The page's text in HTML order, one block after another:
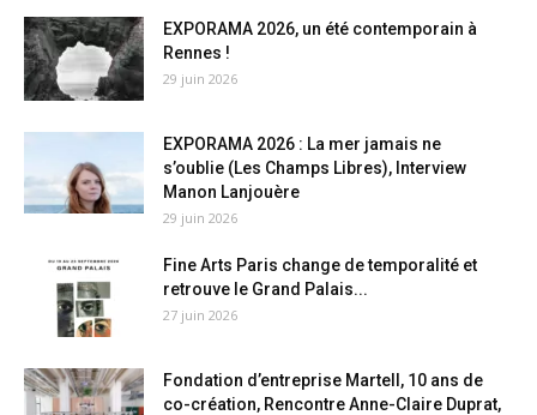
EXPORAMA 2026, un été contemporain à
Rennes !
29 juin 2026
EXPORAMA 2026 : La mer jamais ne
s’oublie (Les Champs Libres), Interview
Manon Lanjouère
29 juin 2026
Fine Arts Paris change de temporalité et
retrouve le Grand Palais...
27 juin 2026
Fondation d’entreprise Martell, 10 ans de
co-création, Rencontre Anne-Claire Duprat,